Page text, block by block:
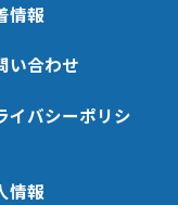
情報
い合わせ
イバシーポリシ
情報